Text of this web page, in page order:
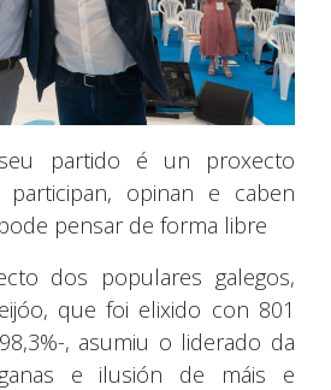
partido é un proxecto
opinan e caben
pensar de forma libre
dos populares galegos,
que foi elixido con 801
, asumiu o liderado da
e ilusión de máis e